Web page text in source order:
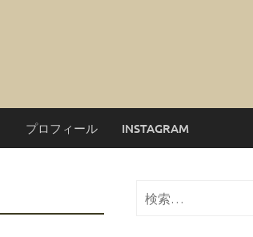
プロフィール INSTAGRAM
検
索: